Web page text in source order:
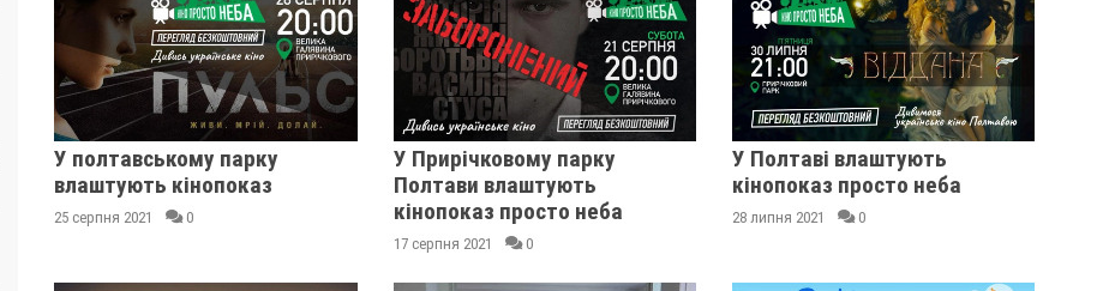
У полтавському парку
влаштують кінопоказ
25 серпня 2021 0
У Прирічковому парку
Полтави влаштують
кінопоказ просто неба
17 серпня 2021 0
У Полтаві влаштують
кінопоказ просто неба
28 липня 2021 0